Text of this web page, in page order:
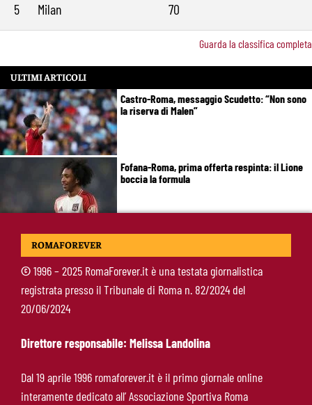
5
Milan 70
Guarda la classifica completa
ULTIMI ARTICOLI
Castro-Roma, messaggio Scudetto: “Non sono
la riserva di Malen”
Fofana-Roma, prima offerta respinta: il Lione
boccia la formula
Manfrè-Roma, nuova era nel vivaio: raccoglie
Koné-Roma, muro da 60 milioni: cosa serve
per farlo partire
ROMAFOREVER
©1996 – 2025 RomaForever.it è una testata giornalistica
registrata presso il Tribunale di Roma n. 82/2024 del
20/06/2024
Direttore responsabile: Melissa Landolina
Dal 19 aprile 1996 romaforever.it è il primo giornale online
interamente dedicato all’ Associazione Sportiva Roma